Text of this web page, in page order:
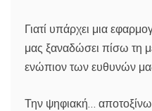
Γιατί υπάρχει μια
μας ξαναδώσει πίσω τη
ενώπιον των ευθυνών
Την ψηφιακή…